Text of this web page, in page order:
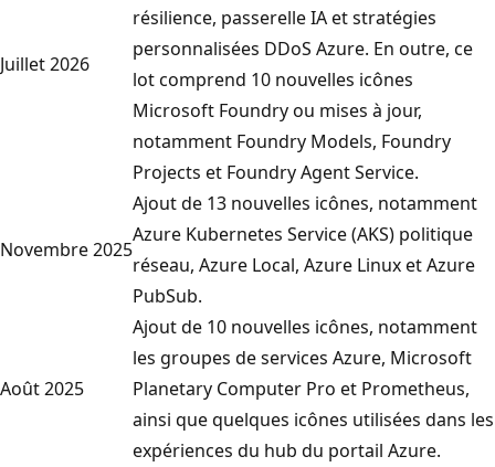
m
t
r
Juillet 2026
résilience, passerelle IA et stratégies
personnalisées DDoS Azure. En outre, ce
lot comprend 10 nouvelles icônes
Microsoft Foundry ou mises à jour,
notamment Foundry Models, Foundry
Projects et Foundry Agent Service.
Novembre 2025
Ajout de 13 nouvelles icônes, notamment
Azure Kubernetes Service (AKS) politique
réseau, Azure Local, Azure Linux et Azure
PubSub.
Août 2025
Ajout de 10 nouvelles icônes, notamment
les groupes de services Azure, Microsoft
Planetary Computer Pro et Prometheus,
ainsi que quelques icônes utilisées dans les
expériences du hub du portail Azure.